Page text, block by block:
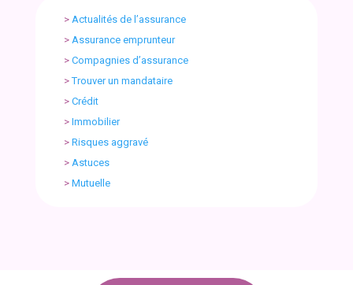
> Actualités de l’assurance
> Assurance emprunteur
> Compagnies d’assurance
>Trouver un mandataire
> Crédit
> Immobilier
> Risques aggravé
> Astuces
> Mutuelle